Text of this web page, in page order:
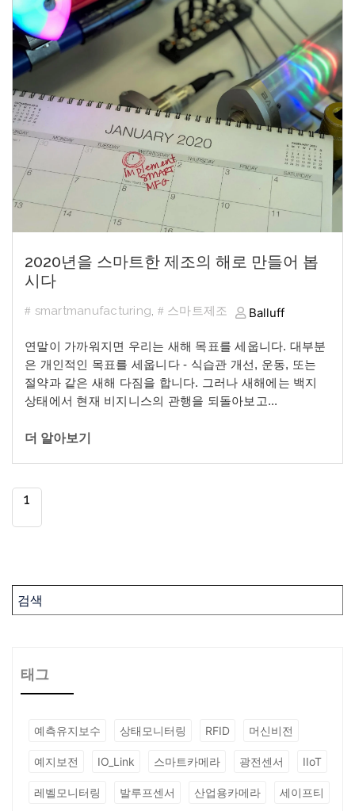
2020년을 스마트한 제조의 해로 만들어 봅
시다
smartmanufacturing, 스마트제조 Balluff
연말이 가까워지면 우리는 새해 목표를 세웁니다. 대부분
은 개인적인 목표를 세웁니다 - 식습관 개선, 운동, 또는
절약과 같은 새해 다짐을 합니다. 그러나 새해에는 백지
상태에서 현재 비지니스의 관행을 되돌아보고...
더 알아보기
1
태그
예측유지보수 상태모니터링 RFID 머신비전
예지보전 IO_Link 스마트카메라 광전센서 IIoT
레벨모니터링 발루프센서 산업용카메라 세이프티